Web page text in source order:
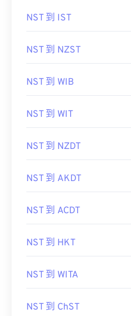
NST 到 IST
NST 到 NZST
NST 到 WIB
NST 到 WIT
NST 到 NZDT
NST 到 AKDT
NST 到 ACDT
NST 到 HKT
NST 到 WITA
NST 到 ChST